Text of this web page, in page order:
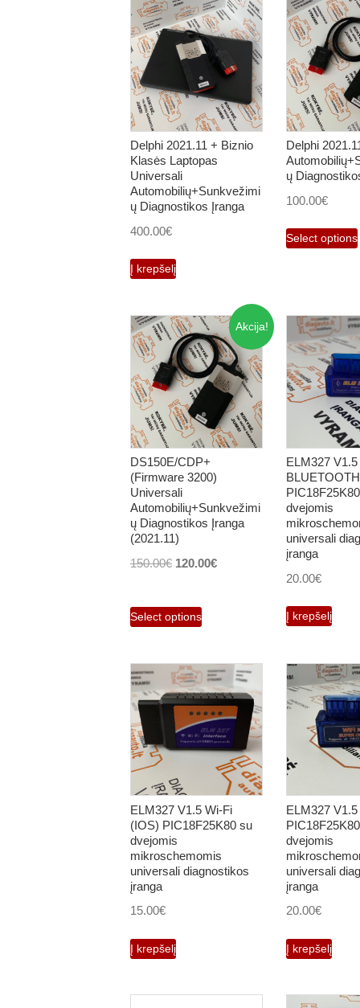
Delphi 2021.11 + Biznio
Klasės Laptopas
Universali
Automobilių+Sunkvežimi
ų Diagnostikos Įranga
400.00€
Į krepšelį
Delphi
ų
100.00€
Select options
Akcija!
DS150E/CDP+
(Firmware 3200)
Universali
Automobilių+Sunkvežimi
ų Diagnostikos Įranga
(2021.11)
150.00€ Original
was:
150.00€.
120.00€Current
Select options
ELM327 V1.5
BLUETOOTH
dvejomis
universali
įranga
20.00€
Į krepšelį
ELM327 V1.5 Wi-Fi
(IOS) PIC18F25K80 su
dvejomis
mikroschemomis
universali diagnostikos
įranga
15.00€
Į krepšelį
ELM327
dvejomis
universali
įranga
20.00€
Į krepšelį